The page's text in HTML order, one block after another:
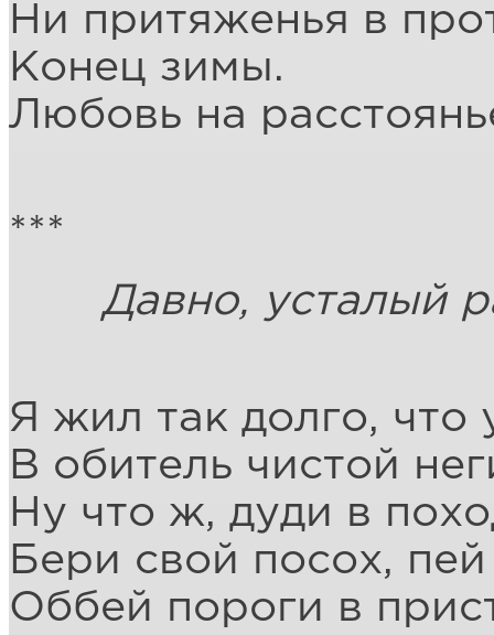
Ни притяженья в
Конец зимы.
Любовь на
***
Давно, усталый
Я жил так долго, что
В обитель чистой
Ну что ж, дуди в
Бери свой посох,
Оббей пороги в